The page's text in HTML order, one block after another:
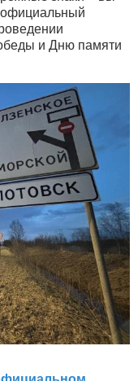
официальный
и Дню памяти